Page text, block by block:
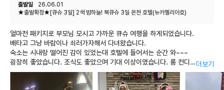
구입하신 물품은 해외구매의 특성상 교환 및 환불이 쉽지 않으니
신중한 구매 부탁드립니다 .
영수증을 지참하셔야 하며,개봉 후 사용하거나 훼손된 경우는 교환 및
환불이 불가합니다.
-환불 요청시 처리기간은 통상1~6 개월 정도 소요되며,교환 및 환불에
소요되는 제반비용 (각종수수료,환율 차액,배송비 등 )은 고객
부담입니다.(물품하자로 인한 경우 제외)
지정된 쇼핑센터가 아닌 곳에서 구매한 현지 물품의 교환/환불은
출발일
26.06.01
★출발확정★[큐슈 3일] 2색 밤하늘! 북큐슈 3일 온천 호텔(뉴카멜리아호)
더보기
얼마전 패키지로 부모님 모시고 가까운 큐슈 여행을 하게되었습니다.
배타고 그냥 바람이나 쇠러가자해서 다녀왔습니다.
숙소는 시내랑 떨어진 감이 있었는대 호텔에 들어서는 순간 와~~~
굉장히 좋았습니다. 조식도 좋았으며 기대 이상이였습니다. 룸 컨디
션이 정말 너무
마음에 들었습니다. .